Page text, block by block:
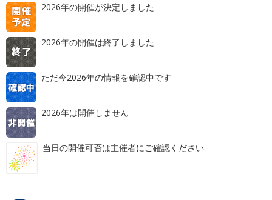
2026年の開催が決定しました
2026年の開催は終了しました
ただ今2026年の情報を確認中です
2026年は開催しません
当日の開催可否は主催者にご確認ください